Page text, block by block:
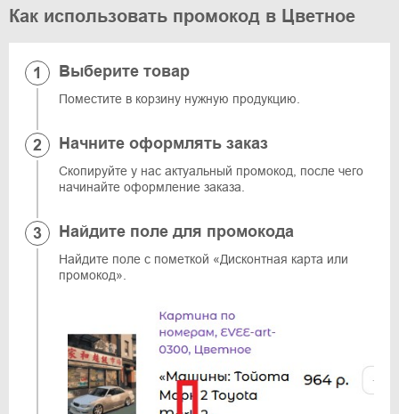
Как использовать промокод в Цветное
Выберите товар
Поместите в корзину нужную продукцию.
Начните оформлять заказ
Скопируйте у нас актуальный промокод, после чего
начинайте оформление заказа.
Найдите поле для промокода
Найдите поле с пометкой «Дисконтная карта или
промокод».